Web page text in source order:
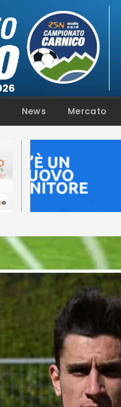
News Mercato
Campionato
Squadre
Calendari
News
Mercato
Erreà Cup
Giovanile
Video
Fotogallery